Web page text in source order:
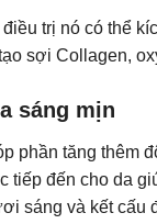
trị nó có thể
sợi Collagen,
sáng mịn
phần tăng thêm
đến cho da
sáng và kết